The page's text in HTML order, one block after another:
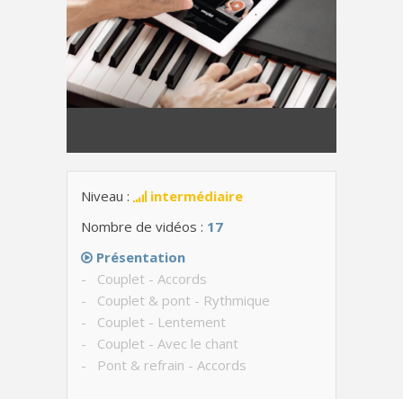
Niveau :
intermédiaire
Nombre de vidéos : 17
Présentation
- Couplet - Accords
- Couplet & pont - Rythmique
- Couplet - Lentement
- Couplet - Avec le chant
- Pont & refrain - Accords